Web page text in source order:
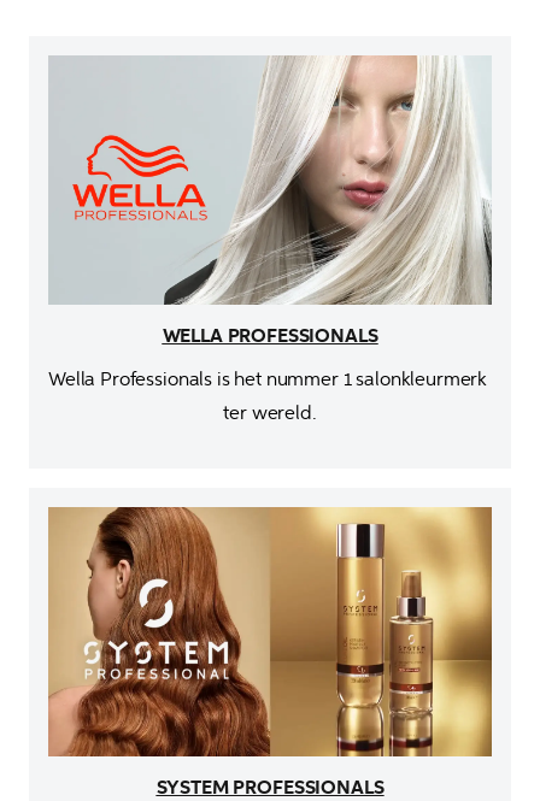
WELLA PROFESSIONALS
Wella Professionals is het nummer 1 salonkleurmerk
ter wereld.
SYSTEM PROFESSIONALS